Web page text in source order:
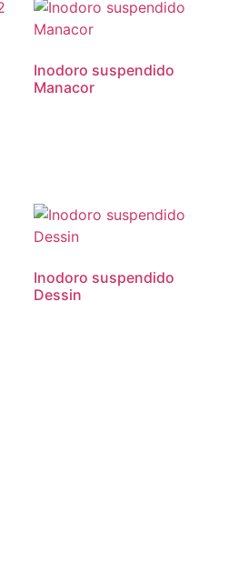
Inodoro suspendido
Manacor
Inodoro suspendido
Dessin